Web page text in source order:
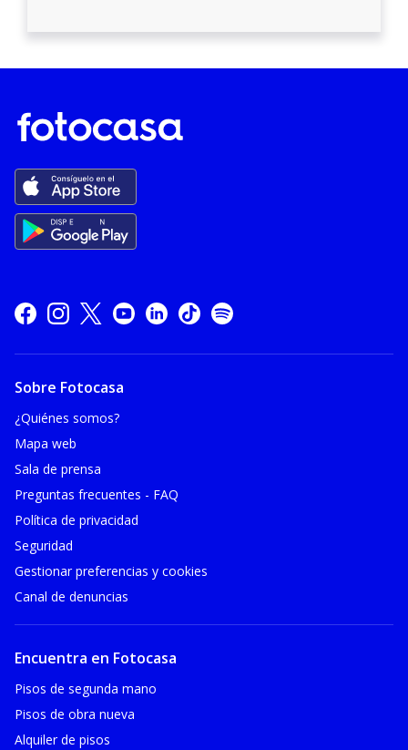
Sobre Fotocasa
¿Quiénes somos?
Mapa web
Sala de prensa
Preguntas frecuentes - FAQ
Política de privacidad
Seguridad
Gestionar preferencias y cookies
Canal de denuncias
Encuentra en Fotocasa
Pisos de segunda mano
Pisos de obra nueva
Alquiler de pisos